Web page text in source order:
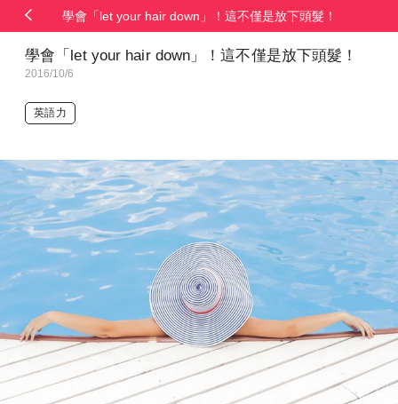
學會「let your hair down」！這不僅是放下頭髮！
學會「let your hair down」！這不僅是放下頭髮！
2016/10/6
英語力